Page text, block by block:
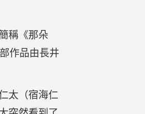
稱《那朵
作品由長井
太（宿海仁